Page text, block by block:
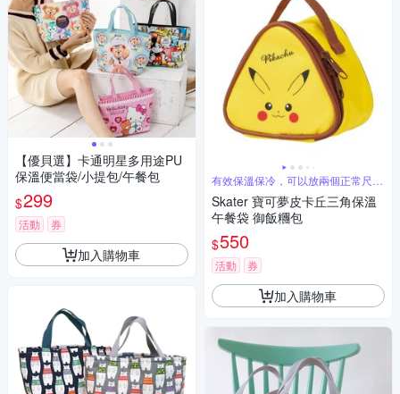
【優貝選】卡通明星多用途PU
保溫便當袋/小提包/午餐包
$299
活動 券
加入購物車
有效保溫保冷，可以放兩個正常尺寸
飯糰
Skater 寶可夢皮卡丘三角保溫
午餐袋 御飯糰包
$550
活動 券
加入購物車